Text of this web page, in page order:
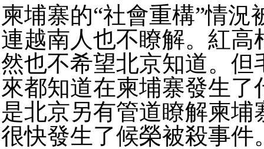
柬埔寨的“社會重構”情況
連越南人也不瞭解。紅高
然也不希望北京知道。但
來都知道在柬埔寨發生了
是北京另有管道瞭解柬埔
很快發生了候榮被殺事件